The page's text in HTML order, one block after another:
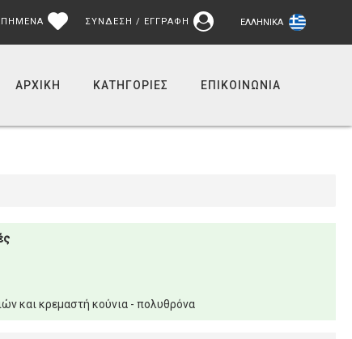
ΕΛΛΗΝΙΚΆ
ΣΥΝΔΕΣΗ / ΕΓΓΡΑΦΗ
ΑΡΧΙΚΉ ΚΑΤΗΓΟΡΙΕΣ ΕΠΙΚΟΙΝΩΝΊΑ
και κρεμαστή κούνια - πολυθρόνα